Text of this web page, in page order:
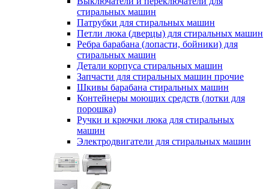
стиральных машин
Патрубки для стиральных машин
Петли люка (дверцы) для стиральных машин
Ребра барабана (лопасти, бойники) для
стиральных машин
Детали корпуса стиральных машин
Запчасти для стиральных машин прочие
Шкивы барабана стиральных машин
Контейнеры моющих средств (лотки для
порошка)
Ручки и крючки люка для стиральных
машин
Электродвигатели для стиральных машин